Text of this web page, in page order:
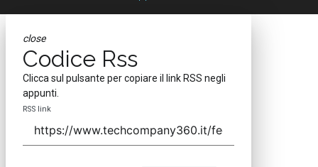
close
Codice Rss
Clicca sul pulsante per copiare il link RSS negli
appunti.
RSS link